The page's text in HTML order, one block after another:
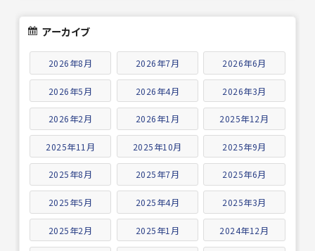
アーカイブ
2026年8月 2026年7月 2026年6月
2026年5月 2026年4月 2026年3月
2026年2月 2026年1月 2025年12月
2025年11月 2025年10月 2025年9月
2025年8月 2025年7月 2025年6月
2025年5月 2025年4月 2025年3月
2025年2月 2025年1月 2024年12月